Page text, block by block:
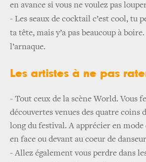
en avance si vous ne voulez pas
- Les seaux de cocktail c’est cool, tu
ta tête, mais y’a pas beaucoup à
l’arnaque.
Les artistes à ne pas
- Tout ceux de la scène World. Vous
découvertes venues des quatre coins
long du festival. A apprécier en
en face ou devant au coeur de
- Allez également vous perdre dans